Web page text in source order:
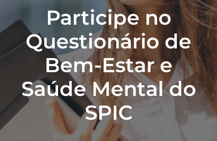
Participe no
Questionário de
Bem-Estar e
Saúde Mental do
SPIC